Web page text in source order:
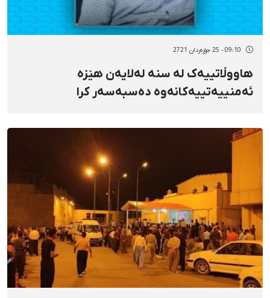
09:10 - 25 جۆزەردان 2721
هاووڵاتییەک لە سنە لەلایەن هێزە
ئەمنییەتییەکانەوە دەسبەسەر کرا